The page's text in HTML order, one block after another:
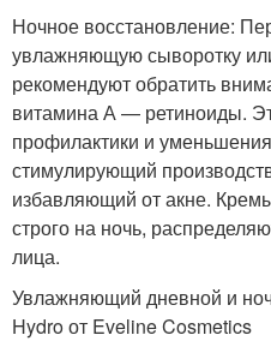
Ночное восстановление:
увлажняющую сыворотку
рекомендуют обратить
витамина А — ретиноиды.
профилактики и
стимулирующий
избавляющий от акне.
строго на ночь,
лица.
Увлажняющий дневной и
Hydro от Eveline Cosmetics